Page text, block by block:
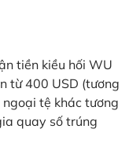
tiền kiều hối WU
từ 400 USD (tương
tệ khác tương
quay số trúng